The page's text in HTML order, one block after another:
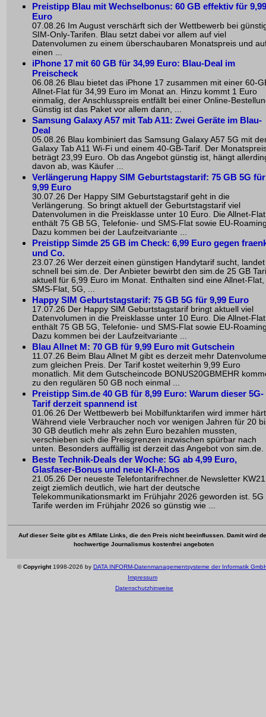
Preistipp Blau mit Wechselbonus: 60 GB effektiv für 9,99
Euro
07.08.26 Im August verschärft sich der Wettbewerb bei
SIM-Only-Tarifen. Blau setzt dabei vor allem auf viel
Datenvolumen zu einem überschaubaren Monatspreis und
einen ...
iPhone 17 mit 60 GB für 34,99 Euro: Blau-Deal im
Preischeck
06.08.26 Blau bietet das iPhone 17 zusammen mit einer 60-
Allnet-Flat für 34,99 Euro im Monat an. Hinzu kommt 1 Euro
einmalig, der Anschlusspreis entfällt bei einer Online-
Günstig ist das Paket vor allem dann, ...
Samsung Galaxy A57 mit Tab A11: Zwei Geräte im Blau-
Deal
05.08.26 Blau kombiniert das Samsung Galaxy A57 5G mit
Galaxy Tab A11 Wi-Fi und einem 40-GB-Tarif. Der
beträgt 23,99 Euro. Ob das Angebot günstig ist, hängt
davon ab, was Käufer ...
Verlängerung Happy SIM Geburtstagstarif: 75 GB 5G für
9,99 Euro
30.07.26 Der Happy SIM Geburtstagstarif geht in die
Verlängerung. So bringt aktuell der Geburtstagstarif viel
Datenvolumen in die Preisklasse unter 10 Euro. Die Allnet-Flat
enthält 75 GB 5G, Telefonie- und SMS-Flat sowie EU-
Dazu kommen bei der Laufzeitvariante ...
Preistipp Simde 25 GB im Check: 6,99 Euro gegen
und Co.
23.07.26 Wer derzeit einen günstigen Handytarif sucht, landet
schnell bei sim.de. Der Anbieter bewirbt den sim.de 25 GB
aktuell für 6,99 Euro im Monat. Enthalten sind eine Allnet-Flat,
SMS-Flat, 5G, ...
Happy SIM Geburtstagstarif: 75 GB 5G für 9,99 Euro
17.07.26 Der Happy SIM Geburtstagstarif bringt aktuell viel
Datenvolumen in die Preisklasse unter 10 Euro. Die Allnet-Flat
enthält 75 GB 5G, Telefonie- und SMS-Flat sowie EU-
Dazu kommen bei der Laufzeitvariante ...
Blau Allnet M: 70 GB für 9,99 Euro mit Gutschein
11.07.26 Beim Blau Allnet M gibt es derzeit mehr
zum gleichen Preis. Der Tarif kostet weiterhin 9,99 Euro
monatlich. Mit dem Gutscheincode BONUS20GBMEHR
zu den regulären 50 GB noch einmal ...
Preistipp Sim.de 40 GB für 8,99 Euro: Warum dieser 5G-
Tarif derzeit spannend ist
01.06.26 Der Wettbewerb bei Mobilfunktarifen wird immer
Während viele Verbraucher noch vor wenigen Jahren für 20
30 GB deutlich mehr als zehn Euro bezahlen mussten,
verschieben sich die Preisgrenzen inzwischen spürbar nach
unten. Besonders auffällig ist derzeit das Angebot von sim.de.
Beste Technik-Deals der Woche: 5G ab 4,99 Euro,
Glasfaser-Bonus und neue KI-Abos
21.05.26 Der neueste Telefontarifrechner.de Newsletter KW21
zeigt ziemlich deutlich, wie hart der deutsche
Telekommunikationsmarkt im Frühjahr 2026 geworden ist. 5G
Tarife werden im Frühjahr 2026 so günstig wie ...
Auf dieser Seite gibt es Affilate Links, die den Preis nicht beeinflussen. Damit wird
hochwertige Journalismus kostenfrei angeboten
©Copyright1998-2026 by DATA INFORM-Datenmanagementsysteme der Informatik
Impressum
Datenschutzhinweise